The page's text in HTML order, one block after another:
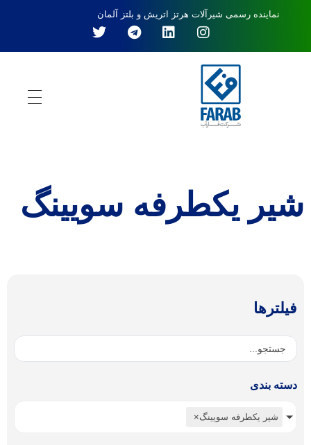
نماینده رسمی شیرآلات هرتز اتریش و بلتز آلمان
شیر یکطرفه سویینگ
فیلترها
دسته بندی
شیر یکطرفه سویینگ×